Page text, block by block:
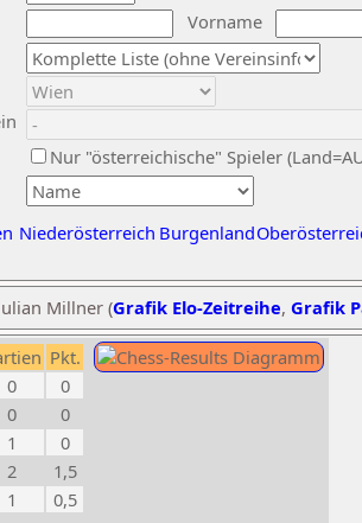
Vorname
Nur "österreichische" Spieler
Niederösterreich Burgenland
Millner (Grafik Elo-Zeitreihe, Grafik
Pkt.
0
0
0
0
1
0
2
1,5
1
0,5